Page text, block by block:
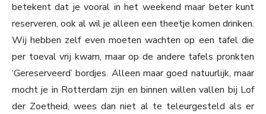
betekent dat je vooral in het weekend maar beter kunt
reserveren, ook al wil je alleen een theetje komen drinken.
Wij hebben zelf even moeten wachten op een tafel die
per toeval vrij kwam, maar op de andere tafels pronkten
‘Gereserveerd’ bordjes. Alleen maar goed natuurlijk, maar
mocht je in Rotterdam zijn en binnen willen vallen bij Lof
der Zoetheid, wees dan niet al te teleurgesteld als er